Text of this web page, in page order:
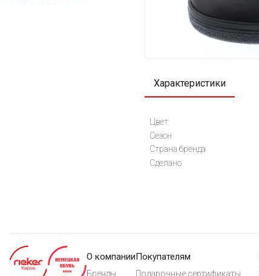
Характеристики
Цвет
Сезон
Страна бренда
Сделано
О компании
Бренды
Покупателям
Подарочные сертификаты